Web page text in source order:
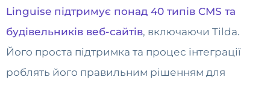
Linguise підтримує понад 40 типів CMS та
будівельників веб-сайтів, включаючи Tilda.
Його проста підтримка та процес інтеграції
роблять його правильним рішенням для